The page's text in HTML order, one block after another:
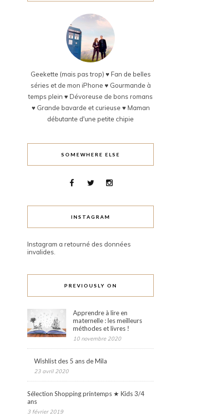
Geekette (mais pas trop) ♥ Fan de belles
séries et de mon iPhone ♥ Gourmande à
temps plein ♥ Dévoreuse de bons romans
♥ Grande bavarde et curieuse ♥ Maman
débutante d'une petite chipie
SOMEWHERE ELSE
INSTAGRAM
Instagram a retourné des données
invalides.
PREVIOUSLY ON
Apprendre à lire en
maternelle : les meilleurs
méthodes et livres !
10 novembre 2020
Wishlist des 5 ans de Mila
23 avril 2020
Sélection Shopping printemps ★ Kids 3/4
ans
3 février 2019